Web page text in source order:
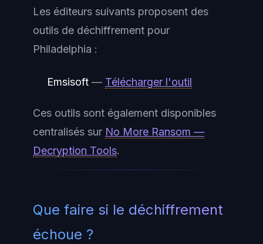
Les éditeurs suivants proposent des
outils de déchiffrement pour
Philadelphia :
Emsisoft — Télécharger l'outil
Ces outils sont également disponibles
centralisés sur No More Ransom —
Decryption Tools.
Que faire si le déchiffrement
échoue ?